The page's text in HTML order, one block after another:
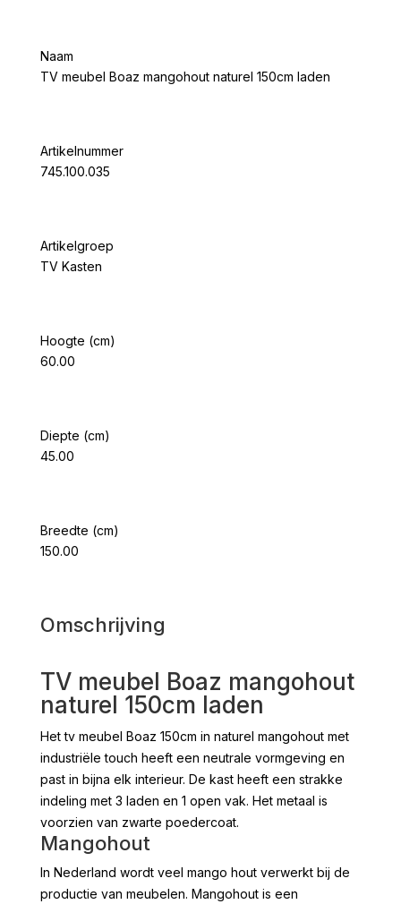
Naam
TV meubel Boaz mangohout naturel 150cm laden
Artikelnummer
745.100.035
Artikelgroep
TV Kasten
Hoogte (cm)
60.00
Diepte (cm)
45.00
Breedte (cm)
150.00
Omschrijving
TV meubel Boaz mangohout
naturel 150cm laden
Het tv meubel Boaz 150cm in naturel mangohout met
industriële touch heeft een neutrale vormgeving en
past in bijna elk interieur. De kast heeft een strakke
indeling met 3 laden en 1 open vak. Het metaal is
voorzien van zwarte poedercoat.
Mangohout
In Nederland wordt veel mango hout verwerkt bij de
productie van meubelen. Mangohout is een